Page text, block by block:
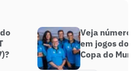
Veja números
em jogos do
Copa do